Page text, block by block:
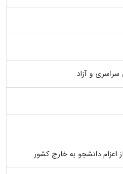
سراسری و آزاد
دانشجو به خارج کشور